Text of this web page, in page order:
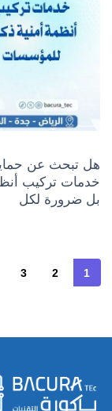
هل تبحث عن
خدمات تركيب
بل ضرورة لكل
1
2
3